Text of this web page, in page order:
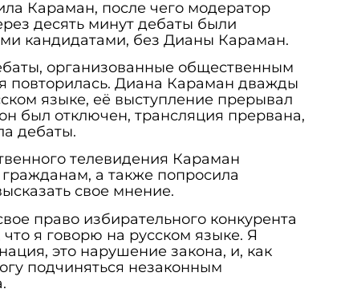
Караман, после чего модератор
десять минут дебаты были
кандидатами, без Дианы Караман.
организованные общественным
повторилась. Диана Караман дважды
языке, её выступление прерывал
был отключен, трансляция прервана,
дебаты.
телевидения Караман
а также попросила
свое мнение.
право избирательного конкурента
что я говорю на русском языке. Я
это нарушение закона, и, как
подчиняться незаконным